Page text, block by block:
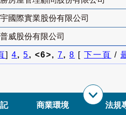
國際實業股份有限公司
威股份有限公司
] 4, 5, <6>, 7, 8 [ 下一頁 /
商業環境 法規